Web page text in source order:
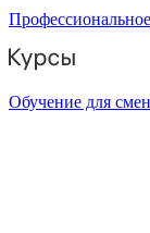
Обучение для